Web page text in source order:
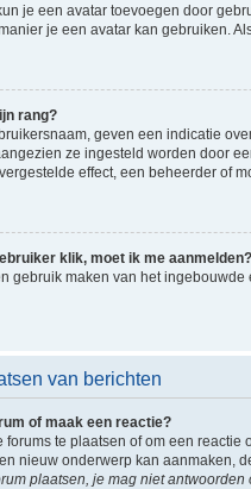
je een avatar toevoegen door
je een avatar kan gebruiken.
rang?
geven een indicatie
ze ingesteld worden door
effect, een beheerder of
klik, moet ik me aanmelden?
gebruik maken van het
van berichten
of maak een reactie?
te plaatsen of om een
nieuw onderwerp kan aanmaken,
plaatsen, je mag niet antwoorden